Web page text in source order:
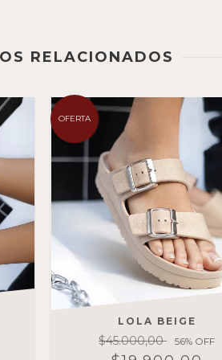
RELACIONADOS
OFERTA
LOLA BEIGE
$45.000,00 56% OFF